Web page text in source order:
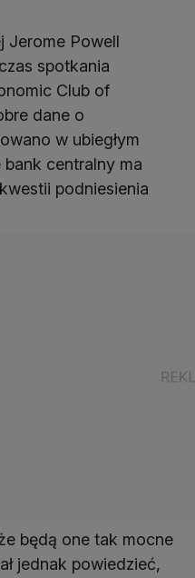
Jerome Powell
spotkania
Club of
dane o
w ubiegłym
centralny ma
podniesienia
będą one tak mocne
jednak powiedzieć,